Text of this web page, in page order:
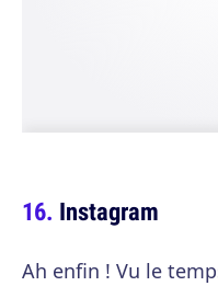
Instagram
Ah enfin ! Vu le